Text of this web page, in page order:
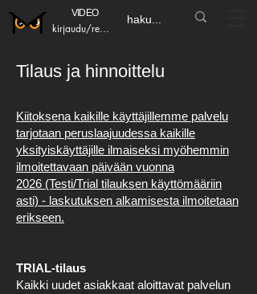
VIDEO
kirjaudu/rekisteröidy
Tilaus ja hinnoittelu
Kiitoksena kaikille käyttäjillemme palvelu
tarjotaan peruslaajuudessa kaikille
yksityiskäyttäjille ilmaiseksi myöhemmin
ilmoitettavaan päivään vuonna
2026 (Testi/Trial tilauksen käyttömääriin
asti) - laskutuksen alkamisesta ilmoitetaan
erikseen.
TRIAL-tilaus
Kaikki uudet asiakkaat aloittavat palvelun